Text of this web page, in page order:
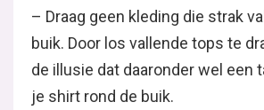
– Draag geen kleding die strak
buik. Door los vallende tops te
de illusie dat daaronder wel een
je shirt rond de buik.